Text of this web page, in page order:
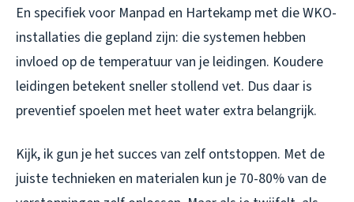
En specifiek voor Manpad en Hartekamp met die WKO-
installaties die gepland zijn: die systemen hebben
invloed op de temperatuur van je leidingen. Koudere
leidingen betekent sneller stollend vet. Dus daar is
preventief spoelen met heet water extra belangrijk.
Kijk, ik gun je het succes van zelf ontstoppen. Met de
juiste technieken en materialen kun je 70-80% van de